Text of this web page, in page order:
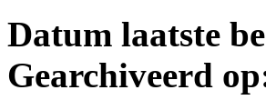
Datum laatste
Gearchiveerd